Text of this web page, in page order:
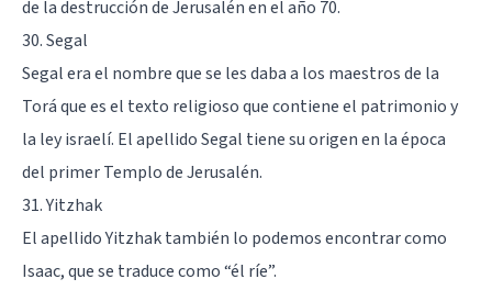
de la destrucción de Jerusalén en el año 70.
30. Segal
Segal era el nombre que se les daba a los maestros de la
Torá que es el texto religioso que contiene el patrimonio y
la ley israelí. El apellido Segal tiene su origen en la época
del primer Templo de Jerusalén.
31. Yitzhak
El apellido Yitzhak también lo podemos encontrar como
Isaac, que se traduce como “él ríe”.